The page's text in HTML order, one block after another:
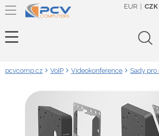
EUR CZK
pcvcomp.cz VoIP Videokonference Sady